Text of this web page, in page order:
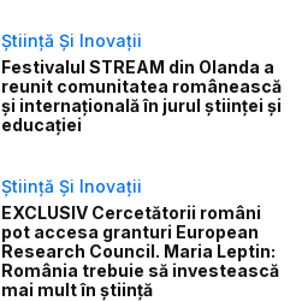
Știință Și Inovații
Festivalul STREAM din Olanda a
reunit comunitatea românească
și internațională în jurul științei și
educației
Știință Și Inovații
EXCLUSIV Cercetătorii români
pot accesa granturi European
Research Council. Maria Leptin:
România trebuie să investească
mai mult în știință